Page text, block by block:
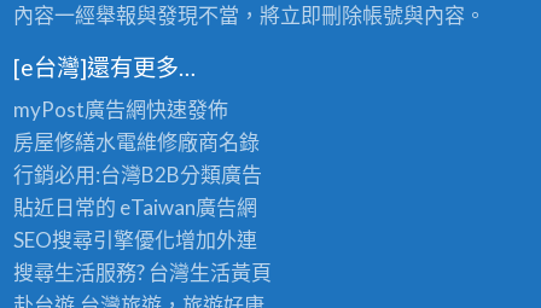
內容一經舉報與發現不當，將立即刪除帳號與內容。
[e台灣]還有更多…
myPost廣告網快速發佈
房屋修繕水電維修廠商名錄
行銷必用:台灣B2B分類廣告
貼近日常的 eTaiwan廣告網
SEO搜尋引擎優化增加外連
搜尋生活服務? 台灣生活黃頁